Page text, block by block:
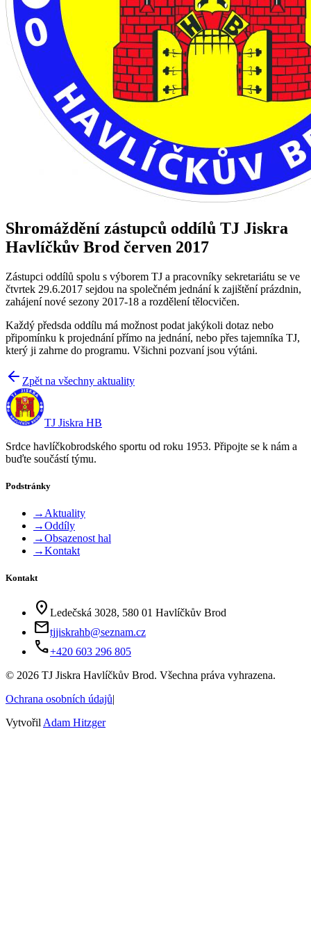
Shromáždění zástupců oddílů TJ Jiskra
Havlíčkův Brod červen 2017
Zástupci oddílů spolu s výborem TJ a pracovníky sekretariátu se ve
čtvrtek 29.6.2017 sejdou na společném jednání k zajištění prázdnin,
zahájení nové sezony 2017-18 a rozdělení tělocvičen.
Každý předsda oddílu má možnost podat jakýkoli dotaz nebo
připomínku k projednání přímo na jednání, nebo přes tajemníka TJ,
který ji zahrne do programu. Všichni pozvaní jsou výtáni.
Zpět na všechny aktuality
TJ Jiskra HB
Srdce havlíčkobrodského sportu od roku 1953. Připojte se k nám a
buďte součástí týmu.
Podstránky
→ Aktuality
→Oddíly
→Obsazenost hal
→Kontakt
Kontakt
location_on Ledečská 3028, 580 01 Havlíčkův Brod
mailtjjiskrahb@seznam.cz
phone+420 603 296 805
© 2026 TJ Jiskra Havlíčkův Brod. Všechna práva vyhrazena.
Ochrana osobních údajů|
Vytvořil Adam Hitzger